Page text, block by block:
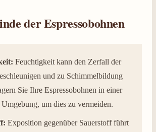
der Espressobohnen
Feuchtigkeit kann den Zerfall der
und zu Schimmelbildung
Sie Ihre Espressobohnen in einer
um dies zu vermeiden.
Exposition gegenüber Sauerstoff führt